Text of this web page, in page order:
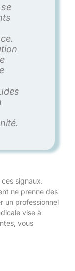
signaux.
ne prenne des
un professionnel
vise à
vous